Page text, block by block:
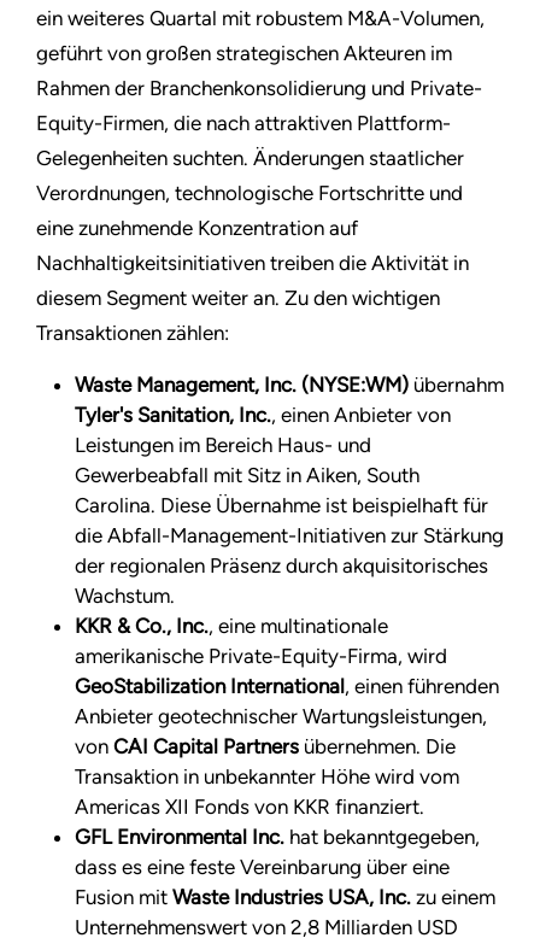
ein weiteres Quartal mit robustem M&A-Volumen,
geführt von großen strategischen Akteuren im
Rahmen der Branchenkonsolidierung und Private-
Equity-Firmen, die nach attraktiven Plattform-
Gelegenheiten suchten. Änderungen staatlicher
Verordnungen, technologische Fortschritte und
eine zunehmende Konzentration auf
Nachhaltigkeitsinitiativen treiben die Aktivität in
diesem Segment weiter an. Zu den wichtigen
Transaktionen zählen:
Waste Management, Inc. (NYSE:WM) übernahm
Tyler's Sanitation, Inc., einen Anbieter von
Leistungen im Bereich Haus- und
Gewerbeabfall mit Sitz in Aiken, South
Carolina. Diese Übernahme ist beispielhaft für
die Abfall-Management-Initiativen zur Stärkung
der regionalen Präsenz durch akquisitorisches
Wachstum.
KKR & Co., Inc., eine multinationale
amerikanische Private-Equity-Firma, wird
GeoStabilization International, einen führenden
Anbieter geotechnischer Wartungsleistungen,
von CAI Capital Partners übernehmen. Die
Transaktion in unbekannter Höhe wird vom
Americas XII Fonds von KKR finanziert.
GFL Environmental Inc. hat bekanntgegeben,
dass es eine feste Vereinbarung über eine
Fusion mit Waste Industries USA, Inc. zu einem
Unternehmenswert von 2,8 Milliarden USD